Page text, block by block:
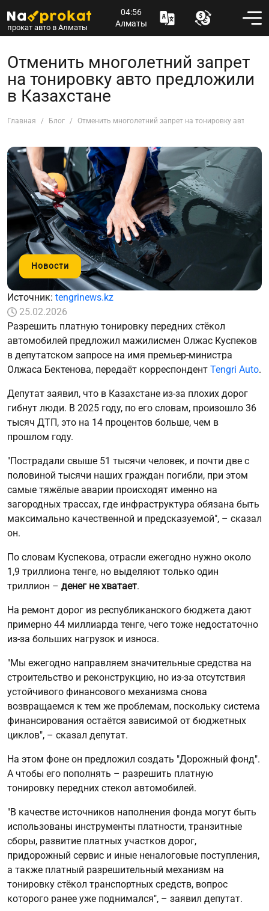
прокат авто в Алматы
04:56
Алматы
Отменить многолетний запрет
на тонировку авто предложили
в Казахстане
Главная Блог Отменить многолетний запрет на тонировку авто
Новости
Источник: tengrinews.kz
25.02.2026
Разрешить платную тонировку передних стёкол
автомобилей предложил мажилисмен Олжас Куспеков
в депутатском запросе на имя премьер-министра
Олжаса Бектенова, передаёт корреспондент Tengri Auto.
Депутат заявил, что в Казахстане из-за плохих дорог
гибнут люди. В 2025 году, по его словам, произошло 36
тысяч ДТП, это на 14 процентов больше, чем в
прошлом году.
"Пострадали свыше 51 тысячи человек, и почти две с
половиной тысячи наших граждан погибли, при этом
самые тяжёлые аварии происходят именно на
загородных трассах, где инфраструктура обязана быть
максимально качественной и предсказуемой", – сказал
он.
По словам Куспекова, отрасли ежегодно нужно около
1,9 триллиона тенге, но выделяют только один
триллион – денег не хватает.
На ремонт дорог из республиканского бюджета дают
примерно 44 миллиарда тенге, чего тоже недостаточно
из-за больших нагрузок и износа.
"Мы ежегодно направляем значительные средства на
строительство и реконструкцию, но из-за отсутствия
устойчивого финансового механизма снова
возвращаемся к тем же проблемам, поскольку система
финансирования остаётся зависимой от бюджетных
циклов", – сказал депутат.
На этом фоне он предложил создать "Дорожный фонд".
А чтобы его пополнять – разрешить платную
тонировку передних стекол автомобилей.
"В качестве источников наполнения фонда могут быть
использованы инструменты платности, транзитные
сборы, развитие платных участков дорог,
придорожный сервис и иные неналоговые поступления,
а также платный разрешительный механизм на
тонировку стёкол транспортных средств, вопрос
которого ранее уже поднимался", – заявил депутат.